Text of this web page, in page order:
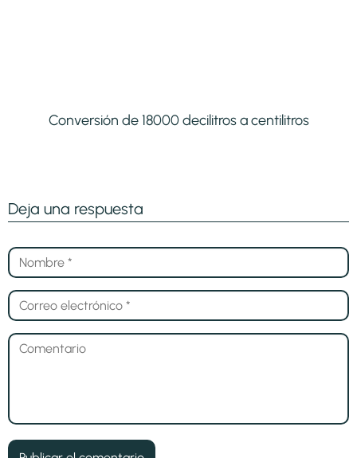
Conversión de 18000 decilitros a centilitros
Deja una respuesta